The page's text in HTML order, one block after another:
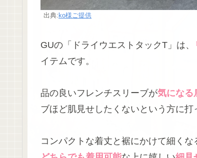
出典: ko様ご提供
GUの「ドライウエストタックT」は、
イテムです。
品の良いフレンチスリーブが気になる
ブほど肌見せしたくないという方に打
コンパクトな着丈と裾にかけて細くな